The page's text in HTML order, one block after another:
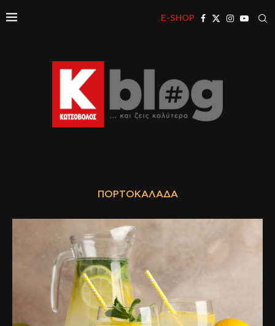
E-SHOP
ΠΟΡΤΟΚΑΛΆΔΑ